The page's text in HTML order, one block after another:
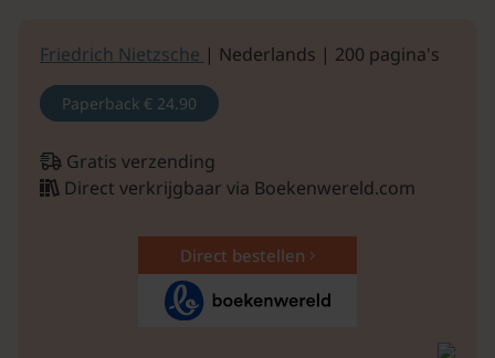
Friedrich Nietzsche | Nederlands | 200 pagina's
Paperback € 24.90
Gratis verzending
Direct verkrijgbaar via Boekenwereld.com
Direct bestellen